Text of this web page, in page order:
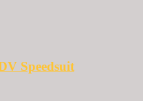
Speedsuit